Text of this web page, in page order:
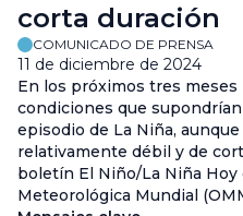
corta duración
COMUNICADO DE PRENSA
11 de diciembre de 2024
En los próximos tres meses
condiciones que
episodio de La Niña,
relativamente débil y de
boletín El Niño/La Niña Hoy
Meteorológica Mundial